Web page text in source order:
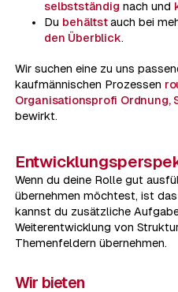
selbstständig nach und
Du behältstauch bei
den Überblick.
Wir suchen eine zu uns
kaufmännischen Prozessen
Organisationsprofi Ordnung,
bewirkt.
Wenn du deine Rolle gut
übernehmen möchtest, ist
kannst du zusätzliche
Weiterentwicklung von
Themenfeldern übernehmen.
Wir bieten